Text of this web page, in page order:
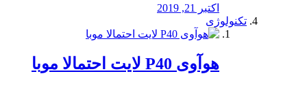
اکتبر 21, 2019
تکنولوژی
هوآوی P40 لایت احتمالا موبا